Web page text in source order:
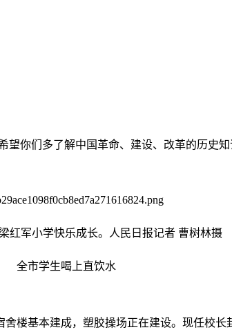
你们多了解中国革命、建设、改革的历史
红军小学快乐成长。人民日报记者 曹树林摄
全市学生喝上直饮水
基本建成，塑胶操场正在建设。现任校长